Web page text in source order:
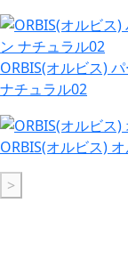
ORBIS(オルビス)
ナチュラル02
ORBIS(オルビス)
>